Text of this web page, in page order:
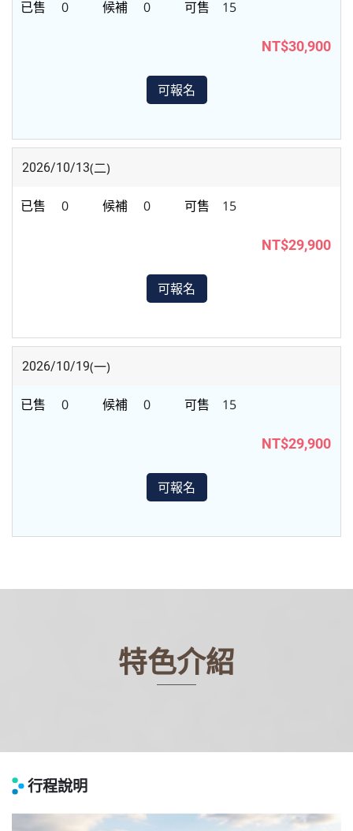
特色介紹
行程說明
0 0 15
NT$30,900
可報名
2026/10/13(二)
0 0 15
NT$29,900
可報名
2026/10/19(一)
0 0 15
NT$29,900
可報名